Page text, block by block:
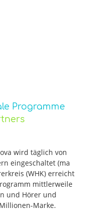
Programme
wird täglich von
eingeschaltet (ma
(WHK) erreicht
mittlerweile
und Hörer und
Marke.